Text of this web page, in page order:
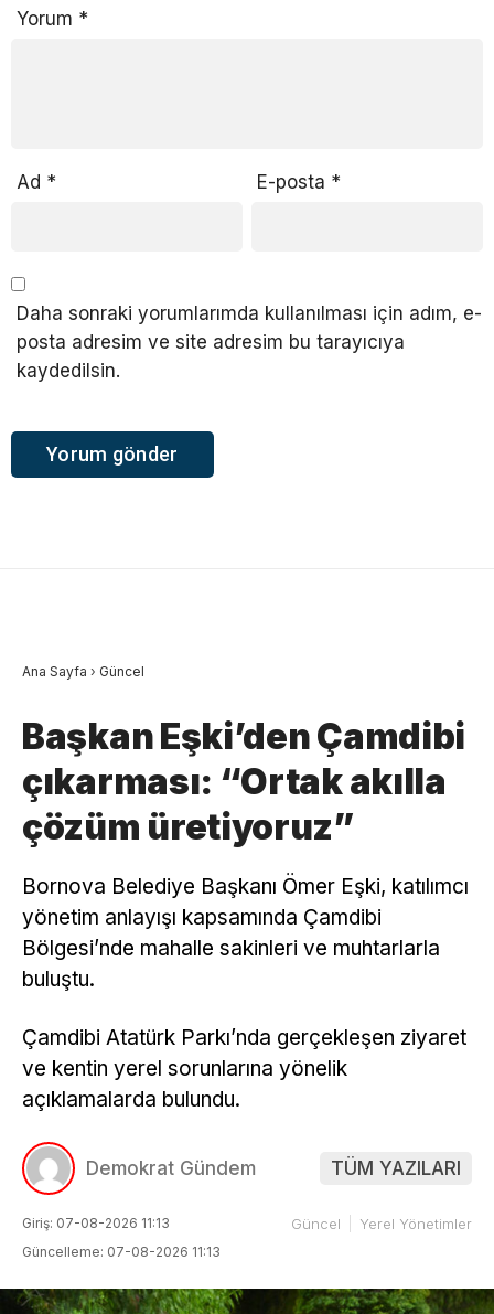
Yorum *
Ad * E-posta *
Daha sonraki yorumlarımda kullanılması için adım, e-
posta adresim ve site adresim bu tarayıcıya
kaydedilsin.
Ana Sayfa › Güncel
Başkan Eşki’den Çamdibi
çıkarması: “Ortak akılla
çözüm üretiyoruz”
Bornova Belediye Başkanı Ömer Eşki, katılımcı
yönetim anlayışı kapsamında Çamdibi
Bölgesi’nde mahalle sakinleri ve muhtarlarla
buluştu.
Çamdibi Atatürk Parkı’nda gerçekleşen ziyaret
ve kentin yerel sorunlarına yönelik
açıklamalarda bulundu.
Demokrat Gündem TÜM YAZILARI
Giriş: 07-08-2026 11:13
Güncelleme: 07-08-2026 11:13
Güncel Yerel Yönetimler